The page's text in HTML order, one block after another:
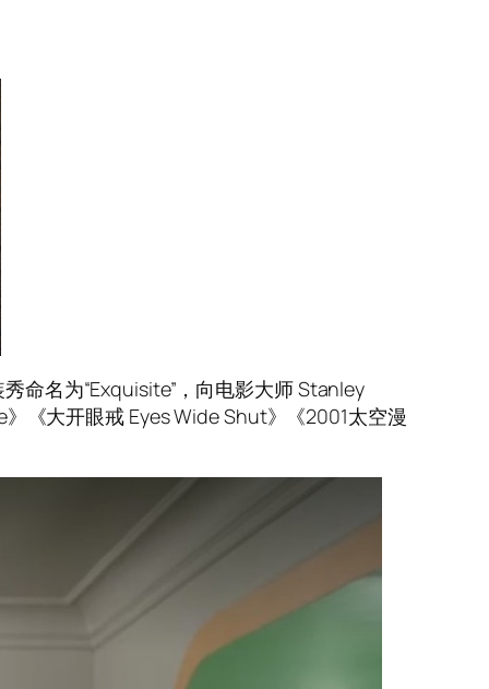
命名为“Exquisite”，向电影大师 Stanley
《大开眼戒 Eyes Wide Shut》《2001太空漫